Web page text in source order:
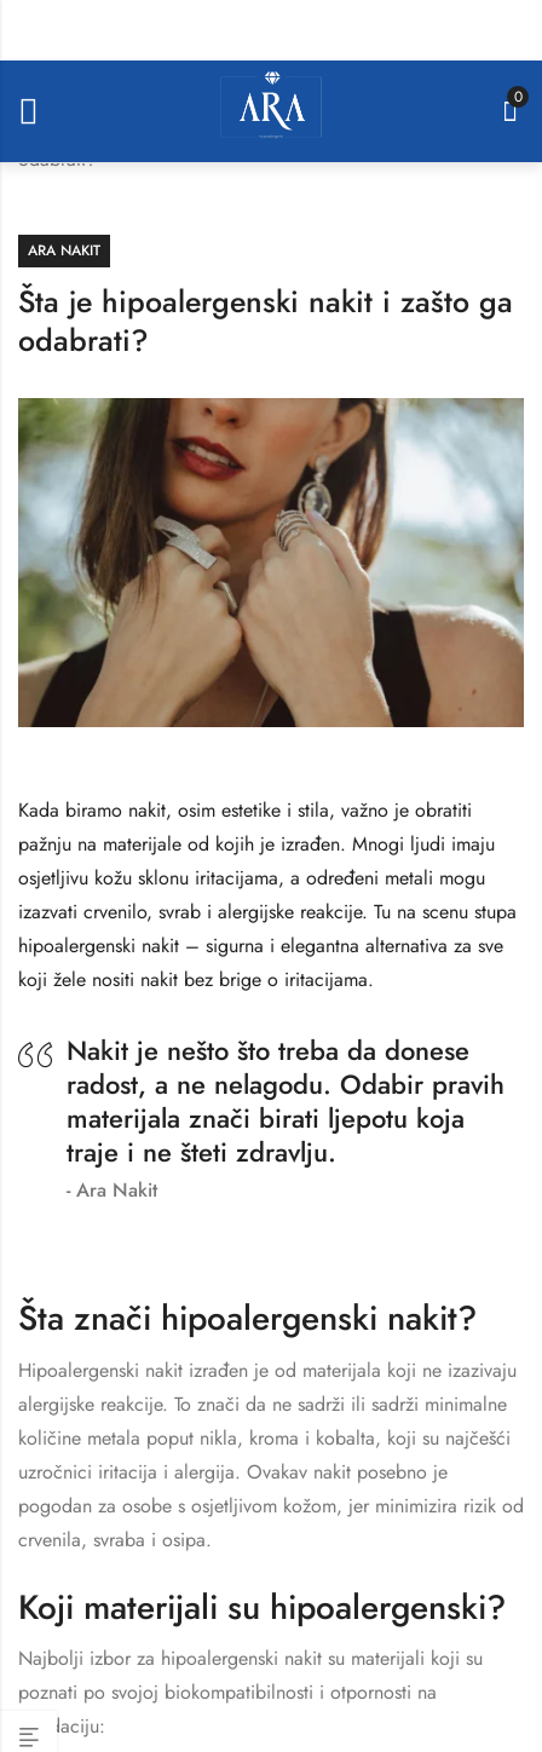
0
Home
Šta je hipoalergenski nakit i zašto ga
odabrati?
ARA NAKIT
Šta je hipoalergenski nakit i zašto ga
odabrati?
Kada biramo nakit, osim estetike i stila, važno je obratiti
pažnju na materijale od kojih je izrađen. Mnogi ljudi imaju
osjetljivu kožu sklonu iritacijama, a određeni metali mogu
izazvati crvenilo, svrab i alergijske reakcije. Tu na scenu stupa
hipoalergenski nakit – sigurna i elegantna alternativa za sve
koji žele nositi nakit bez brige o iritacijama.
Nakit je nešto što treba da donese
radost, a ne nelagodu. Odabir pravih
materijala znači birati ljepotu koja
traje i ne šteti zdravlju.
Ara Nakit
Šta znači hipoalergenski nakit?
Hipoalergenski nakit izrađen je od materijala koji ne izazivaju
alergijske reakcije. To znači da ne sadrži ili sadrži minimalne
količine metala poput nikla, kroma i kobalta, koji su najčešći
uzročnici iritacija i alergija. Ovakav nakit posebno je
pogodan za osobe s osjetljivom kožom, jer minimizira rizik od
crvenila, svraba i osipa.
Koji materijali su hipoalergenski?
Najbolji izbor za hipoalergenski nakit su materijali koji su
poznati po svojoj biokompatibilnosti i otpornosti na
oksidaciju: